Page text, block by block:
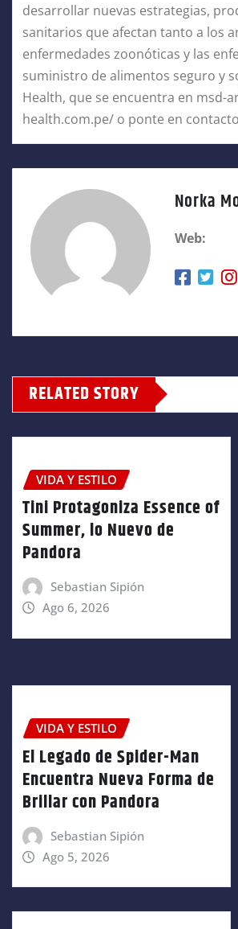
desarrollar nuevas estrategias,
sanitarios que afectan tanto a los
enfermedades zoonóticas y las
suministro de alimentos seguro y
Health, que se encuentra en msd-
health.com.pe/ o ponte en
Norka
Web:
RELATED STORY
VIDA Y ESTILO
Tini Protagoniza Essence of
Summer, lo Nuevo de
Pandora
Sebastian Sipión
Ago 6, 2026
VIDA Y ESTILO
El Legado de Spider-Man
Encuentra Nueva Forma de
Brillar con Pandora
Sebastian Sipión
Ago 5, 2026